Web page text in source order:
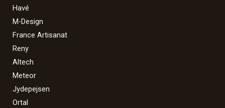
Havé
M-Design
France Artisanat
Reny
Altech
Meteor
Jydepejsen
Ortal